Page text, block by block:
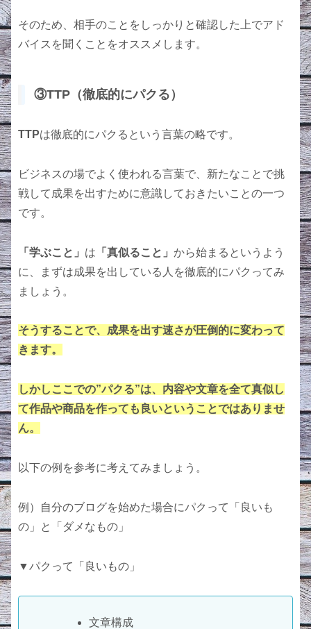
そのため、相手のことをしっかりと確認した上でアド
バイスを聞くことをオススメします。
③TTP（徹底的にパクる）
TTPは徹底的にパクるという言葉の略です。
ビジネスの場でよく使われる言葉で、新たなことで挑
戦して成果を出すために意識しておきたいことの一つ
です。
「学ぶこと」 は 「真似ること」 から始まるというよう
に、まずは成果を出している人を徹底的にパクってみ
ましょう。
そうすることで、成果を出す速さが圧倒的に変わって
きます。
しかしここでの”パクる”は、内容や文章を全て真似し
て作品や商品を作っても良いということではありませ
ん。
以下の例を参考に考えてみましょう。
例）自分のブログを始めた場合にパクって「良いも
の」と「ダメなもの」
▼パクって「良いもの」
文章構成